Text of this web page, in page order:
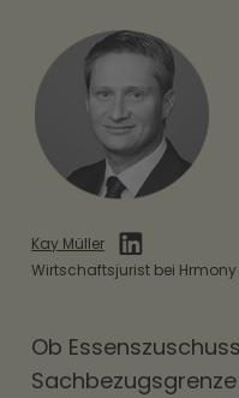
Kay Müller
Wirtschaftsjurist bei Hrmony
Ob Essenszuschuss